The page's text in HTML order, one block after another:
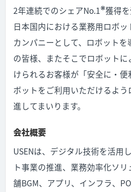
2年連続でのシェアNo.1※獲得
日本国内における業務用ロボ
カンパニーとして、ロボット
の皆様、またそこでロボット
けられるお客様が「安全に・
ボットをご利用いただけるよ
進してまいります。
会社概要
USENは、デジタル技術を活用
ト事業の推進、業務効率化ソ
舗BGM、アプリ、インフラ、